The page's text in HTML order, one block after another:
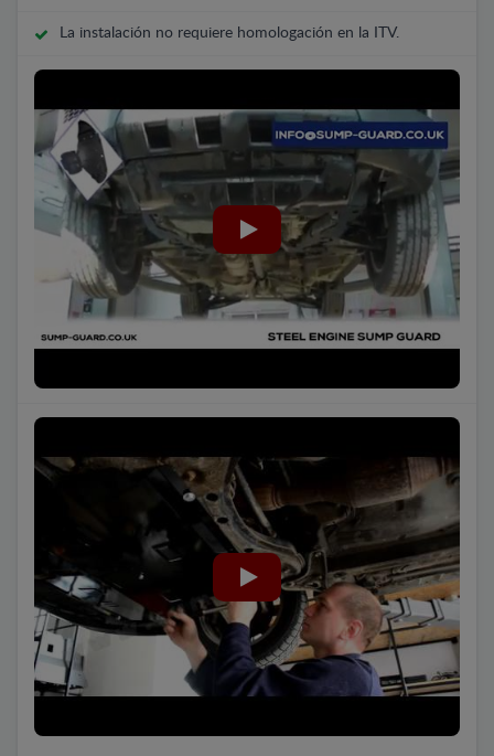
La instalación no requiere homologación en la ITV.